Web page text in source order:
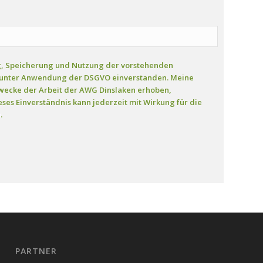
Speicherung und Nutzung der vorstehenden
Anwendung der DSGVO einverstanden. Meine
der Arbeit der AWG Dinslaken erhoben,
Einverständnis kann jederzeit mit Wirkung für die
PARTNER